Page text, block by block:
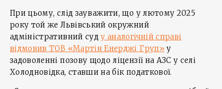
При цьому, слід зауважити, що у лютому 2025
року той же Львівський окружний
адміністративний суду аналогічній справі
відмовив ТОВ «Мартін Енерджі Груп» у
задоволенні позову щодо ліцензії на АЗС у селі
Холодновідка, ставши на бік податкової.